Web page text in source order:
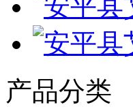
产品分类